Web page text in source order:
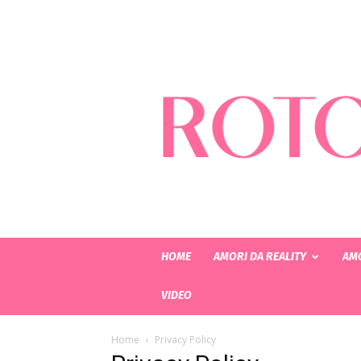
HOME AMORI DA REALITY
VIDEO
Home Privacy Policy